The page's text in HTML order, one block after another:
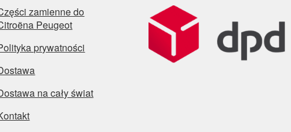
zamienne do
Peugeot
prywatności
na cały świat